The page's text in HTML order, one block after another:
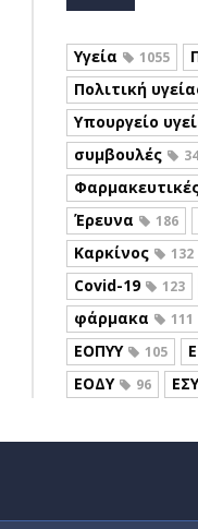
Υγεία 1055
Πολιτική
Υπουργείο
συμβουλές
Έρευνα 186
Καρκίνος 132
Covid-19 123
φάρμακα 111
ΕΟΠΥΥ 105
ΕΟΔΥ 96 ΕΣΥ